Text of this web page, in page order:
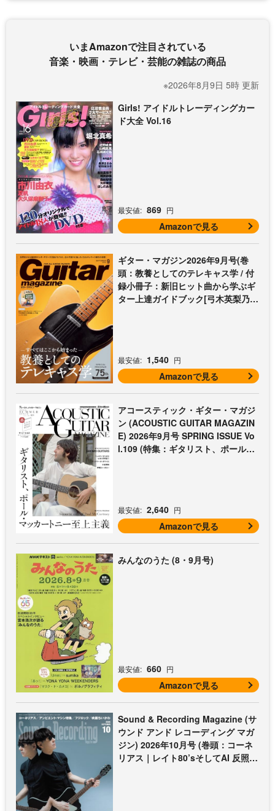
いまAmazonで注目されている
音楽・映画・テレビ・芸能の雑誌の商品
※2026年8月9日 5時 更新
Girls! アイドルトレーディングカー
ド大全 Vol.16
最安値: 869 円
Amazonで見る
ギター・マガジン2026年9月号(巻
頭：教養としてのテレキャス学 / 付
録小冊子：新旧ヒット曲から学ぶギ
ター上達ガイドブック[弓木英梨乃の
最安値: 1,540 円
Amazonで見る
アコースティック・ギター・マガジ
ン (ACOUSTIC GUITAR MAGAZIN
E) 2026年9月号 SPRING ISSUE Vo
l.109 (特集：ギタリスト、ポール・
最安値: 2,640 円
Amazonで見る
みんなのうた (8・9月号)
最安値: 660 円
Amazonで見る
Sound & Recording Magazine (サ
ウンド アンド レコーディング マガ
ジン) 2026年10月号 (巻頭：コーネ
リアス｜レイト80’sそしてAI 反照す